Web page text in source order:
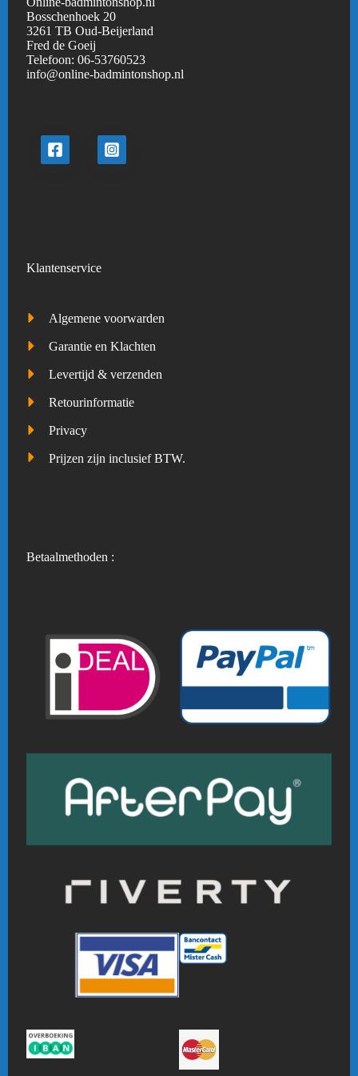
Bosschenhoek 20
3261 TB Oud-Beijerland
Fred de Goeij
Telefoon:06-53760523
info@online-badmintonshop.nl
Klantenservice
Algemene voorwarden
Garantie en Klachten
Levertijd & verzenden
Retourinformatie
Privacy
Prijzen zijn inclusief BTW.
Betaalmethoden :